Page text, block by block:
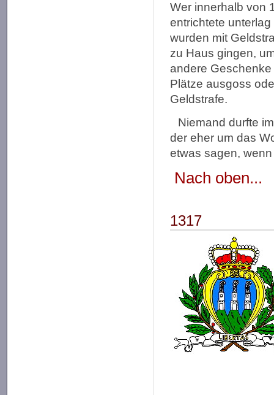
Wer innerhalb von
entrichtete
wurden mit
zu Haus gingen,
andere
Plätze ausgoss
Geldstrafe.
Niemand durfte
der eher um das
etwas sagen,
Nach oben...
1317